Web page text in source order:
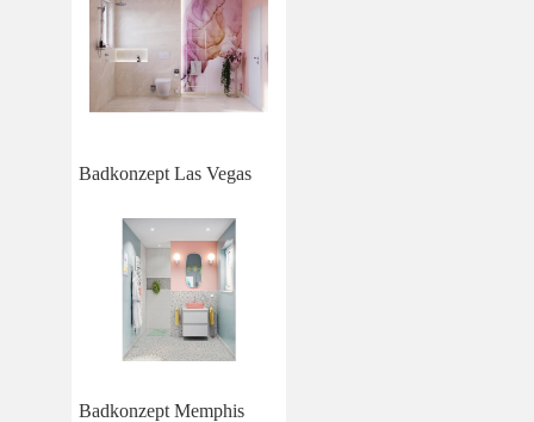
Badkonzept Las Vegas
Badkonzept Memphis